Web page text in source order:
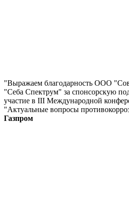
"Выражаем благодарность ООО
"Себа Спектрум" за спонсорскую
участие в III Международной
"Актуальные вопросы
Газпром